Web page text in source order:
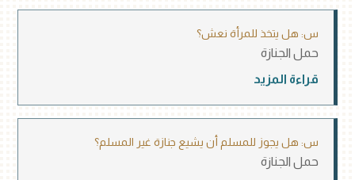
س: هل يتخذ للمرأة نعش؟
حمل الجنازة
قراءة المزيد
س: هل يجوز للمسلم أن يشيع جنازة غير المسلم؟
حمل الجنازة